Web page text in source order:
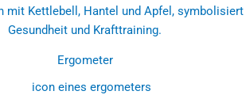
Ergometer